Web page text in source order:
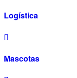
Logística
Mascotas